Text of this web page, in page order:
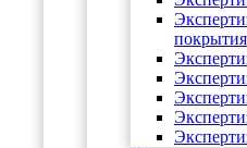
покрытия